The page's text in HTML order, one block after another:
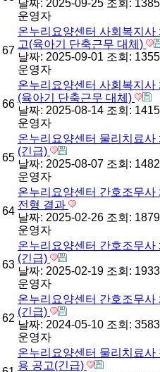
날짜: 2025-09-25 조회: 1385
운영자
67
온누리요양센터 사회복지사
고(육아기 단축근무 대체)
날짜: 2025-09-01 조회: 1355
운영자
66
온누리요양센터 사회복지사
(육아기 단축근무 대체)
날짜: 2025-08-14 조회: 1415
운영자
65
온누리요양센터 물리치료사
(긴급)
날짜: 2025-08-07 조회: 1482
운영자
64
온누리요양센터 간호조무사
전형 결과
날짜: 2025-02-26 조회: 1879
운영자
63
온누리요양센터 간호조무사
(긴급)
날짜: 2025-02-19 조회: 1933
운영자
62
온누리요양센터 간호조무사
(긴급)
날짜: 2024-05-10 조회: 3583
운영자
온누리요양센터 물리치료사
용 공고(긴급)